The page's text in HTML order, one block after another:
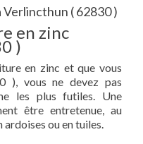
Verlincthun ( 62830 )
en zinc
)
en zinc et que vous
), vous ne devez pas
les plus futiles. Une
être entretenue, au
ardoises ou en tuiles.